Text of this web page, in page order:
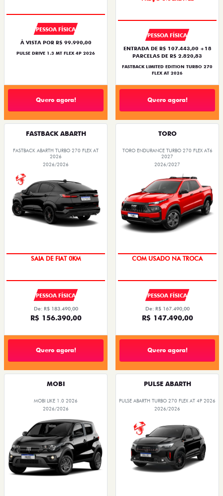
PESSOA FÍSICA
À VISTA POR R$ 99.990,00
PULSE DRIVE 1.3 MT FLEX 4P 2026
Quero agora!
PESSOA FÍSICA
ENTRADA DE R$ 107.443,00 +18
PARCELAS DE R$ 2.820,83
FASTBACK LIMITED EDITION TURBO 270
FLEX AT 2026
Quero agora!
FASTBACK ABARTH
FASTBACK ABARTH TURBO 270 FLEX AT
2026
2026/2026
PESSOA FÍSICA
De: R$ 183.490,00
R$ 156.390,00
Quero agora!
TORO
TORO ENDURANCE TURBO 270 FLEX AT6
2027
2026/2027
PESSOA FÍSICA
De: R$ 167.490,00
R$ 147.490,00
Quero agora!
MOBI
MOBI LIKE 1.0 2026
2026/2026
PULSE ABARTH
PULSE ABARTH TURBO 270 FLEX AT 4P 2026
2026/2026